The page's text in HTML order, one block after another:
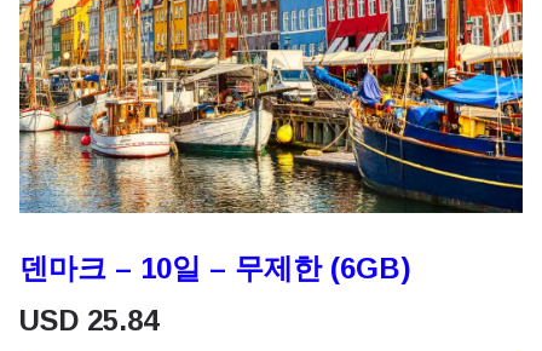
덴마크 – 10일 – 무제한 (6GB)
USD 25.84